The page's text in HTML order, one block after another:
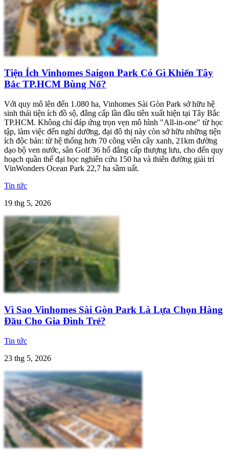
Tiện Ích Vinhomes Saigon Park Có Gì Khiến Tây
Bắc TP.HCM Bùng Nổ?
Với quy mô lên đến 1.080 ha, Vinhomes Sài Gòn Park sở hữu hệ
sinh thái tiện ích đồ sộ, đẳng cấp lần đầu tiên xuất hiện tại Tây Bắc
TP.HCM. Không chỉ đáp ứng trọn vẹn mô hình "All-in-one" từ học
tập, làm việc đến nghỉ dưỡng, đại đô thị này còn sở hữu những tiện
ích độc bản: từ hệ thống hơn 70 công viên cây xanh, 21km đường
dạo bộ ven nước, sân Golf 36 hố đẳng cấp thượng lưu, cho đến quy
hoạch quần thể đại học nghiên cứu 150 ha và thiên đường giải trí
VinWonders Ocean Park 22,7 ha sầm uất.
Tin tức
19 thg 5, 2026
Vì Sao Vinhomes Sài Gòn Park Là Lựa Chọn Hàng
Đầu Cho Gia Đình Trẻ?
Tin tức
23 thg 5, 2026